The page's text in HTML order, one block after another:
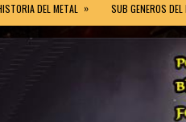
DEL METAL » SUB GENEROS DEL